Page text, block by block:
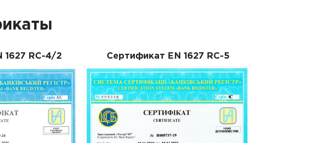
1627 RC-4/2 Сертификат EN 1627 RC-5